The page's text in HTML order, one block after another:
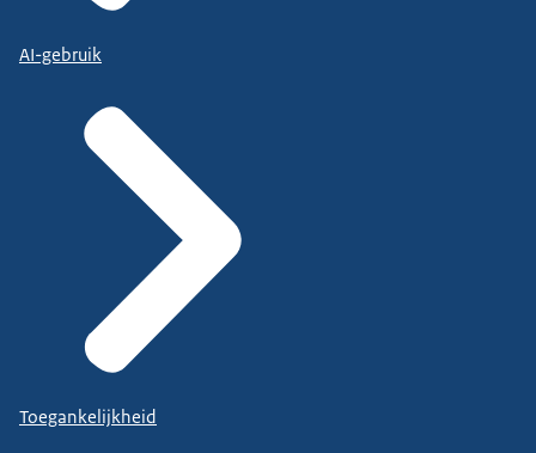
AI-gebruik
Toegankelijkheid